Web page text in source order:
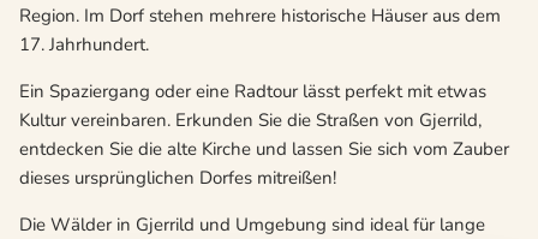
Region. Im Dorf stehen mehrere historische Häuser aus dem
17. Jahrhundert.
Ein Spaziergang oder eine Radtour lässt perfekt mit etwas
Kultur vereinbaren. Erkunden Sie die Straßen von Gjerrild,
entdecken Sie die alte Kirche und lassen Sie sich vom Zauber
dieses ursprünglichen Dorfes mitreißen!
Die Wälder in Gjerrild und Umgebung sind ideal für lange